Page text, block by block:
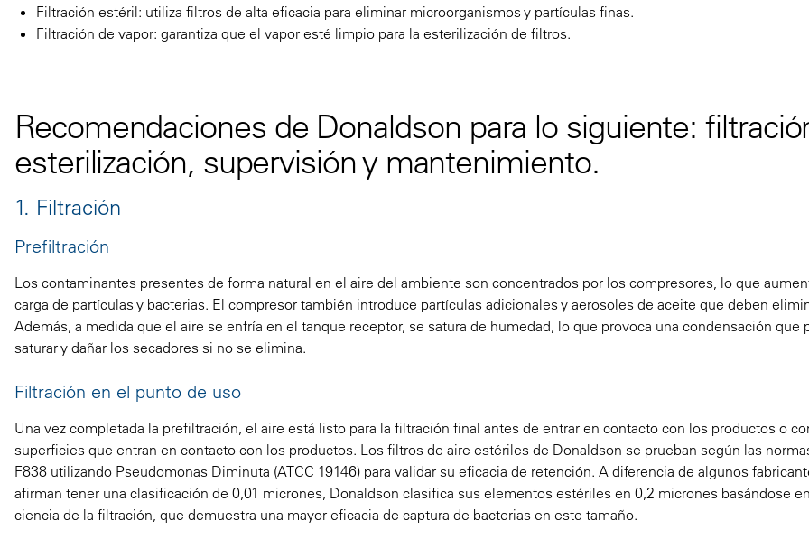
Filtración estéril: utiliza filtros de alta eficacia para eliminar microorganismos y partículas finas.
Filtración de vapor: garantiza que el vapor esté limpio para la esterilización de filtros.
Recomendaciones de Donaldson para lo siguiente:
esterilización, supervisión y mantenimiento.
1. Filtración
Prefiltración
Los contaminantes presentes de forma natural en el aire del ambiente son concentrados por los compresores, lo que
carga de partículas y bacterias. El compresor también introduce partículas adicionales y aerosoles de aceite que deben
Además, a medida que el aire se enfría en el tanque receptor, se satura de humedad, lo que provoca una condensación que
saturar y dañar los secadores si no se elimina.
Filtración en el punto de uso
Una vez completada la prefiltración, el aire está listo para la filtración final antes de entrar en contacto con los productos o
superficies que entran en contacto con los productos. Los filtros de aire estériles de Donaldson se prueban según las
F838 utilizando Pseudomonas Diminuta (ATCC 19146) para validar su eficacia de retención. A diferencia de algunos
afirman tener una clasificación de 0,01 micrones, Donaldson clasifica sus elementos estériles en 0,2 micrones basándose
ciencia de la filtración, que demuestra una mayor eficacia de captura de bacterias en este tamaño.